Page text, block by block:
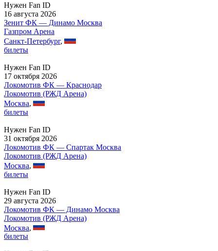
Нужен Fan ID
16 августа 2026
Зенит ФК — Динамо Москва
Газпром Арена
Санкт-Петербург,
билеты
Нужен Fan ID
17 октября 2026
Локомотив ФК — Краснодар
Локомотив (РЖД Арена)
Москва,
билеты
Нужен Fan ID
31 октября 2026
Локомотив ФК — Спартак Москва
Локомотив (РЖД Арена)
Москва,
билеты
Нужен Fan ID
29 августа 2026
Локомотив ФК — Динамо Москва
Локомотив (РЖД Арена)
Москва,
билеты